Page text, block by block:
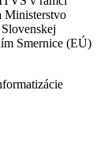
Ministerstvo
Smernice (EÚ)